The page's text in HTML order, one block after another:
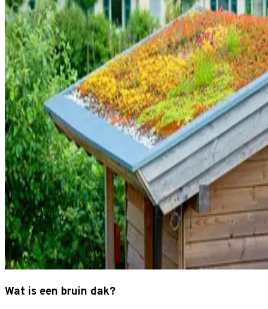
Wat is een bruin dak?